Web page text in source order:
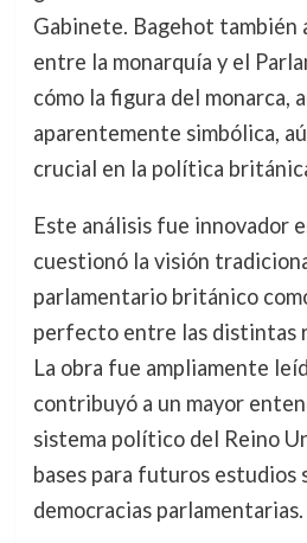
Gabinete. Bagehot también
entre la monarquía y el
cómo la figura del monarca,
aparentemente simbólica,
crucial en la política
Este análisis fue innovador
cuestionó la visión
parlamentario británico
perfecto entre las distintas
La obra fue ampliamente
contribuyó a un mayor
sistema político del Reino
bases para futuros estudios
democracias parlamentarias.